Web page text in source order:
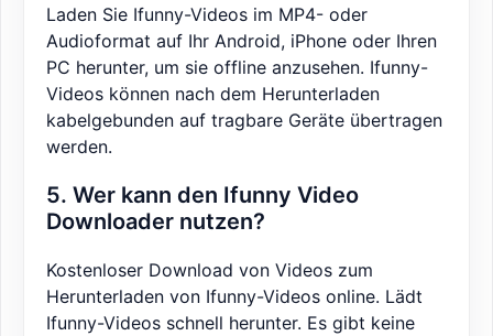
Laden Sie Ifunny-Videos im MP4- oder
Audioformat auf Ihr Android, iPhone oder Ihren
PC herunter, um sie offline anzusehen. Ifunny-
Videos können nach dem Herunterladen
kabelgebunden auf tragbare Geräte übertragen
werden.
5. Wer kann den Ifunny Video
Downloader nutzen?
Kostenloser Download von Videos zum
Herunterladen von Ifunny-Videos online. Lädt
Ifunny-Videos schnell herunter. Es gibt keine